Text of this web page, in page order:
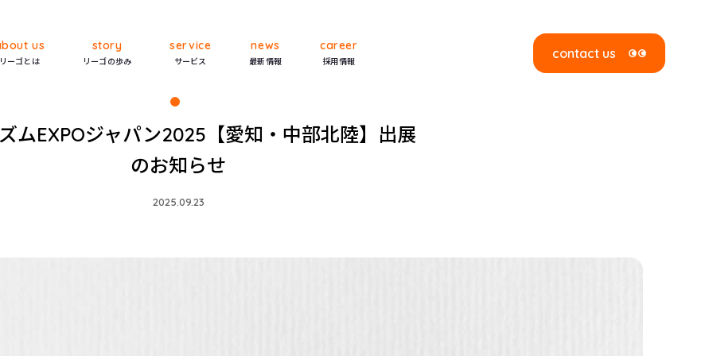
ーゴとは
us
リーゴの歩み
story
サービス
service
最新情報
news
採用情報
career contact us
ムEXPOジャパン2025【愛知・中部北陸】出展
のお知らせ
2025.09.23